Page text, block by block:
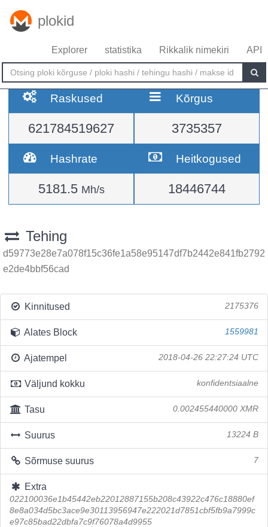
plokid
Explorer statistika Rikkalik nimekiri API
Raskused
621784519627
Kõrgus
3735357
Hashrate
5181.5 Mh/s
Heitkogused
18446744
Tehing
d59773e28e7a078f15c36fe1a58e95147df7b2442e841fb2792
e2de4bbf56cad
Kinnitused 2175376
Alates Block 1559981
Ajatempel 2018-04-26 22:27:24 UTC
Väljund kokku konfidentsiaalne
Tasu 0.002455440000 XMR
Suurus 13224 B
Sõrmuse suurus 7
Extra
022100036e1b45442eb22012887155b208c43922c476c18880ef
8e8a034d5bc3ace9e30113956947e222021d7851cbf5fb9a7999c
e97c85bad22dbfa7c9f76078a4d9955